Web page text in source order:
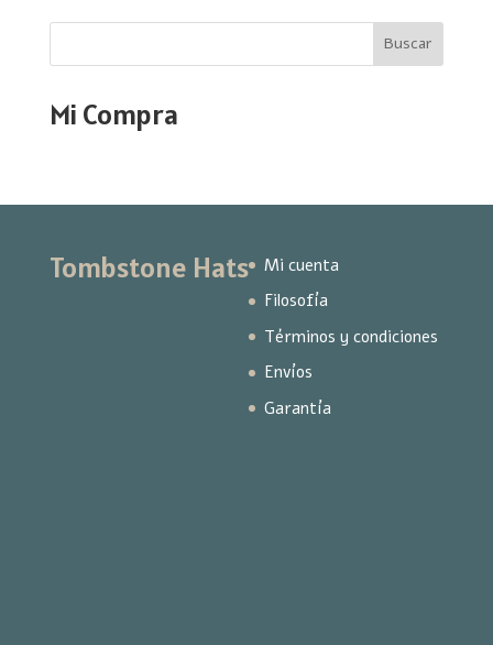
Buscar
Mi Compra
Tombstone Hats
Mi cuenta
Filosofía
Términos y condiciones
Envíos
Garantía